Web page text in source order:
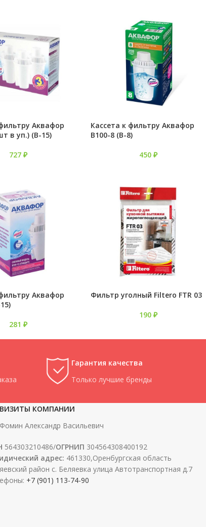
Аквафор
в уп.) (В-15)
727 ₽
Кассета к фильтру Аквафор
В100-8 (В-8)
450₽
Аквафор
281 ₽
Фильтр уголный Filtero FTR 03
190₽
Гарантия качества
Только лучшие бренды
КОМПАНИИ
Александр Васильевич
564303210486/ОГРНИП 304564308400192
адрес: 461330,Оренбургская область
район с. Беляевка улица Автотранспортная д.7
+7 (901) 113-74-90